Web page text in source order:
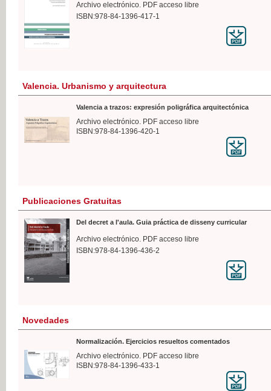
Archivo electrónico. PDF acceso libre
ISBN:978-84-1396-417-1
Valencia. Urbanismo y arquitectura
Valencia a trazos: expresión poligráfica arquitectónica
Archivo electrónico. PDF acceso libre
ISBN:978-84-1396-420-1
Publicaciones Gratuitas
Del decret a l'aula. Guia práctica de disseny curricular
Archivo electrónico. PDF acceso libre
ISBN:978-84-1396-436-2
Novedades
Normalización. Ejercicios resueltos comentados
Archivo electrónico. PDF acceso libre
ISBN:978-84-1396-433-1